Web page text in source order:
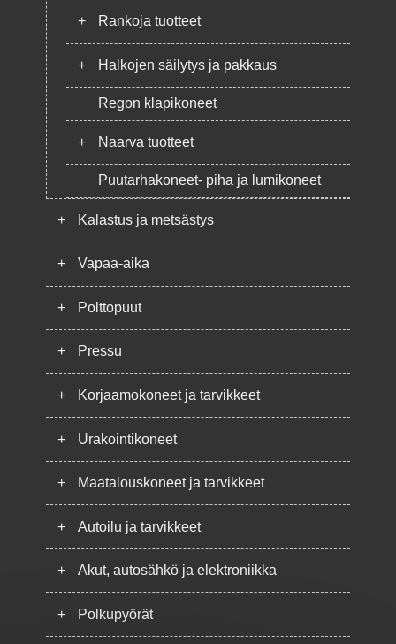
+ Rankoja tuotteet
+ Halkojen säilytys ja pakkaus
Regon klapikoneet
+ Naarva tuotteet
Puutarhakoneet- piha ja lumikoneet
+ Kalastus ja metsästys
+ Vapaa-aika
+ Polttopuut
+ Pressu
+ Korjaamokoneet ja tarvikkeet
+ Urakointikoneet
+ Maatalouskoneet ja tarvikkeet
+ Autoilu ja tarvikkeet
+ Akut, autosähkö ja elektroniikka
+ Polkupyörät